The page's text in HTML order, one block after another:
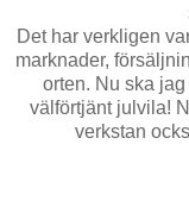
Det har verkligen
marknader,
orten. Nu ska
välförtjänt julvila!
verkstan